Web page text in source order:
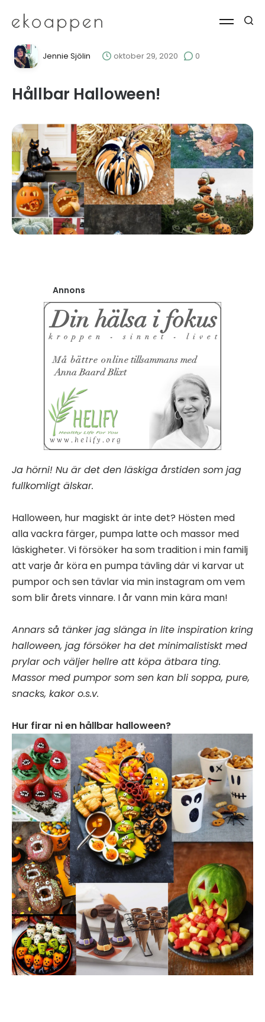
Jennie Sjölin oktober 29, 2020 0
Hållbar Halloween!
Annons
Ja hörni! Nu är det den läskiga årstiden som jag
fullkomligt älskar.
Halloween, hur magiskt är inte det? Hösten med
alla vackra färger, pumpa latte och massor med
läskigheter. Vi försöker ha som tradition i min familj
att varje år köra en pumpa tävling där vi karvar ut
pumpor och sen tävlar via min instagram om vem
som blir årets vinnare. I år vann min kära man!
Annars så tänker jag slänga in lite inspiration kring
halloween, jag försöker ha det minimalistiskt med
prylar och väljer hellre att köpa ätbara ting.
Massor med pumpor som sen kan bli soppa, pure,
snacks, kakor o.s.v.
Hur firar ni en hållbar halloween?